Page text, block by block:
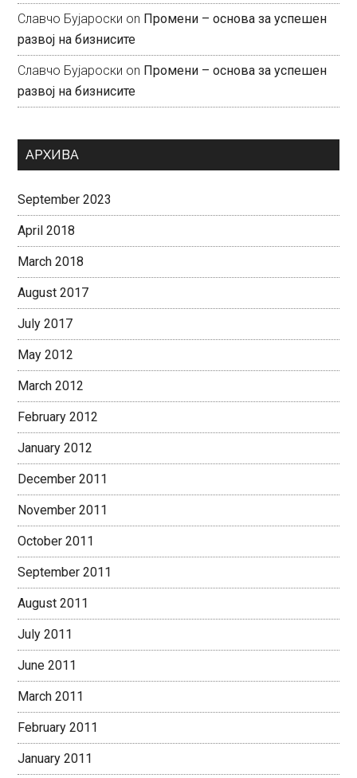
Славчо Бујароски on Промени – основа за успешен
развој на бизнисите
Славчо Бујароски on Промени – основа за успешен
развој на бизнисите
АРХИВА
September 2023
April 2018
March 2018
August 2017
July 2017
May 2012
March 2012
February 2012
January 2012
December 2011
November 2011
October 2011
September 2011
August 2011
July 2011
June 2011
March 2011
February 2011
January 2011